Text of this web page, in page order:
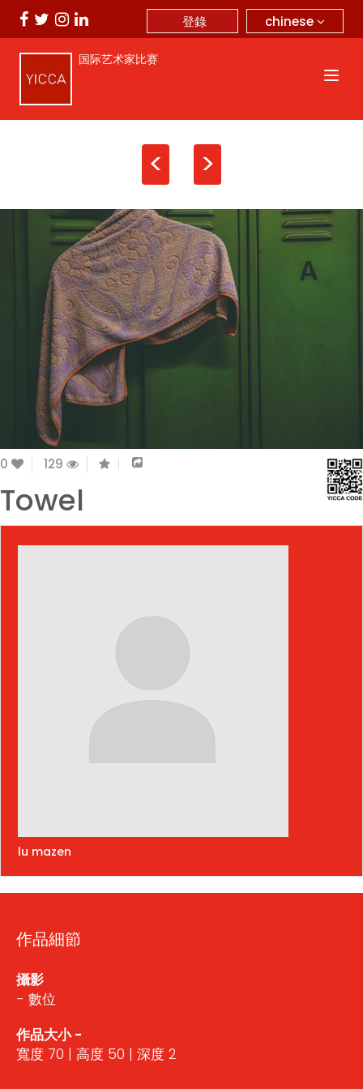
chinese
登錄
国际艺术家比赛
< >
0 129
Towel
lu mazen
作品細節
攝影
- 數位
作品大小 -
寬度 70 | 高度 50 | 深度 2